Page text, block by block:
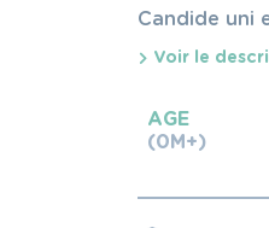
Candide uni
Voir le
AGE
(0M+)